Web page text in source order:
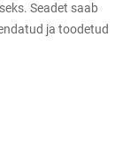
Seadet saab
ja toodetud